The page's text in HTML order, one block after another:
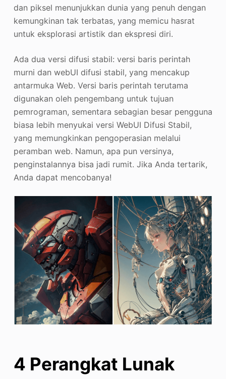
dan piksel menunjukkan dunia yang penuh dengan
kemungkinan tak terbatas, yang memicu hasrat
untuk eksplorasi artistik dan ekspresi diri.
Ada dua versi difusi stabil: versi baris perintah
murni dan webUI difusi stabil, yang mencakup
antarmuka Web. Versi baris perintah terutama
digunakan oleh pengembang untuk tujuan
pemrograman, sementara sebagian besar pengguna
biasa lebih menyukai versi WebUI Difusi Stabil,
yang memungkinkan pengoperasian melalui
peramban web. Namun, apa pun versinya,
penginstalannya bisa jadi rumit. Jika Anda tertarik,
Anda dapat mencobanya!
4 Perangkat Lunak